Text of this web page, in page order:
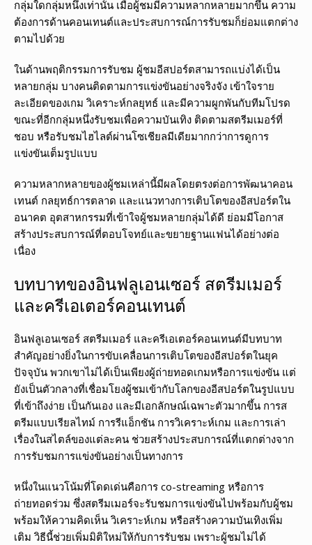
กลุ่มใดกลุ่มหนึ่งเท่านั้น เมื่อผู้ชมมีความหลากหลายมากขึ้น ความ
ต้องการด้านคอนเทนต์และประสบการณ์การรับชมก็ย่อมแตกต่าง
ตามไปด้วย
ในด้านพฤติกรรมการรับชม ผู้ชมอีสปอร์ตสามารถแบ่งได้เป็น
หลายกลุ่ม บางคนติดตามการแข่งขันอย่างจริงจัง เข้าใจราย
ละเอียดของเกม วิเคราะห์กลยุทธ์ และมีความผูกพันกับทีมโปรด
ขณะที่อีกกลุ่มหนึ่งรับชมเพื่อความบันเทิง ติดตามสตรีมเมอร์ที่
ชอบ หรือรับชมไฮไลต์ผ่านโซเชียลมีเดียมากกว่าการดูการ
แข่งขันเต็มรูปแบบ
ความหลากหลายของผู้ชมเหล่านี้มีผลโดยตรงต่อการพัฒนาคอน
เทนต์ กลยุทธ์การตลาด และแนวทางการเติบโตของอีสปอร์ตใน
อนาคต อุตสาหกรรมที่เข้าใจผู้ชมหลายกลุ่มได้ดี ย่อมมีโอกาส
สร้างประสบการณ์ที่ตอบโจทย์และขยายฐานแฟนได้อย่างต่อ
เนื่อง
บทบาทของอินฟลูเอนเซอร์ สตรีมเมอร์
และครีเอเตอร์คอนเทนต์
อินฟลูเอนเซอร์ สตรีมเมอร์ และครีเอเตอร์คอนเทนต์มีบทบาท
สำคัญอย่างยิ่งในการขับเคลื่อนการเติบโตของอีสปอร์ตในยุค
ปัจจุบัน พวกเขาไม่ได้เป็นเพียงผู้ถ่ายทอดเกมหรือการแข่งขัน แต่
ยังเป็นตัวกลางที่เชื่อมโยงผู้ชมเข้ากับโลกของอีสปอร์ตในรูปแบบ
ที่เข้าถึงง่าย เป็นกันเอง และมีเอกลักษณ์เฉพาะตัวมากขึ้น การส
ตรีมแบบเรียลไทม์ การรีแอ็กชัน การวิเคราะห์เกม และการเล่า
เรื่องในสไตล์ของแต่ละคน ช่วยสร้างประสบการณ์ที่แตกต่างจาก
การรับชมการแข่งขันอย่างเป็นทางการ
หนึ่งในแนวโน้มที่โดดเด่นคือการ co-streaming หรือการ
ถ่ายทอดร่วม ซึ่งสตรีมเมอร์จะรับชมการแข่งขันไปพร้อมกับผู้ชม
พร้อมให้ความคิดเห็น วิเคราะห์เกม หรือสร้างความบันเทิงเพิ่ม
เติม วิธีนี้ช่วยเพิ่มมิติใหม่ให้กับการรับชม เพราะผู้ชมไม่ได้